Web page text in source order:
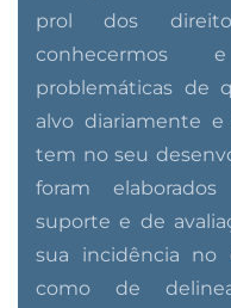
prol dos
conhecermos
problemáticas de
alvo diariamente
tem no seu
foram
suporte e de
sua incidência no
como de